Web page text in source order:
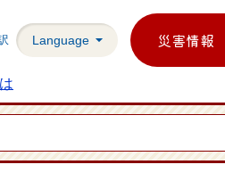
Language 災害情報